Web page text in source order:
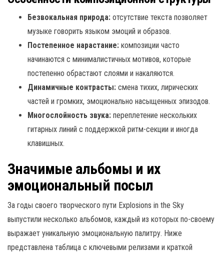
Безвокальная природа: отсутствие текста позволяет
музыке говорить языком эмоций и образов.
Постепенное нарастание: композиции часто
начинаются с минималистичных мотивов, которые
постепенно обрастают слоями и накаляются.
Динамичные контрасты: смена тихих, лирических
частей и громких, эмоционально насыщенных эпизодов.
Многослойность звука: переплетение нескольких
гитарных линий с поддержкой ритм-секции и иногда
клавишных.
Значимые альбомы и их
эмоциональный посыл
За годы своего творческого пути Explosions in the Sky
выпустили несколько альбомов, каждый из которых по-своему
выражает уникальную эмоциональную палитру. Ниже
представлена таблица с ключевыми релизами и краткой